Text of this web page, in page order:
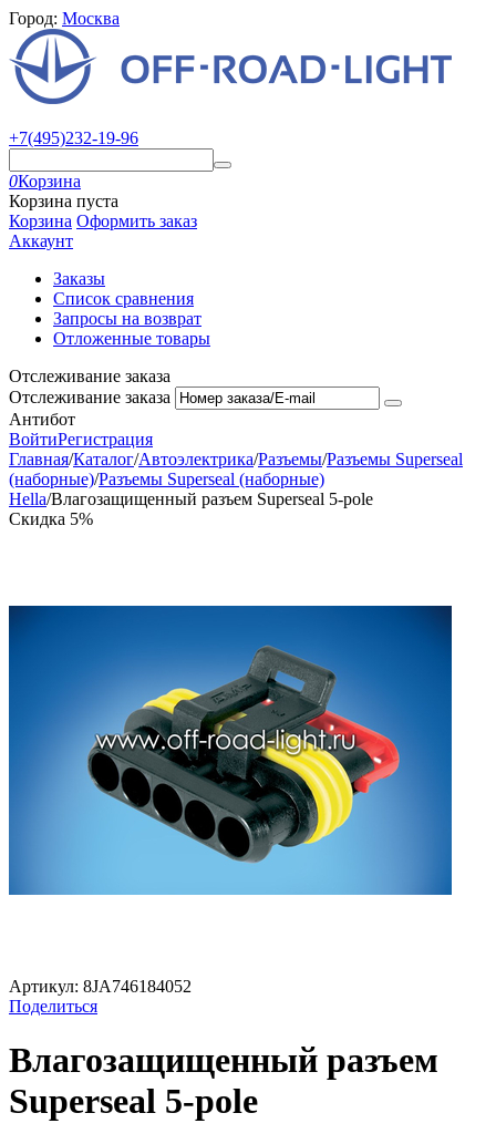
Город: Москва
+7(495)232-19-96
0Корзина
Корзина пуста
Корзина Оформить заказ
Аккаунт
Заказы
Список сравнения
Запросы на возврат
Отложенные товары
Отслеживание заказа
Отслеживание заказа
Антибот
ВойтиРегистрация
Главная/Каталог/Автоэлектрика/Разъемы/Разъемы Superseal
(наборные)/Разъемы Superseal (наборные)
Hella/Влагозащищенный разъем Superseal 5-pole
Скидка 5%
Артикул: 8JA746184052
Поделиться
Влагозащищенный разъем
Superseal 5-pole